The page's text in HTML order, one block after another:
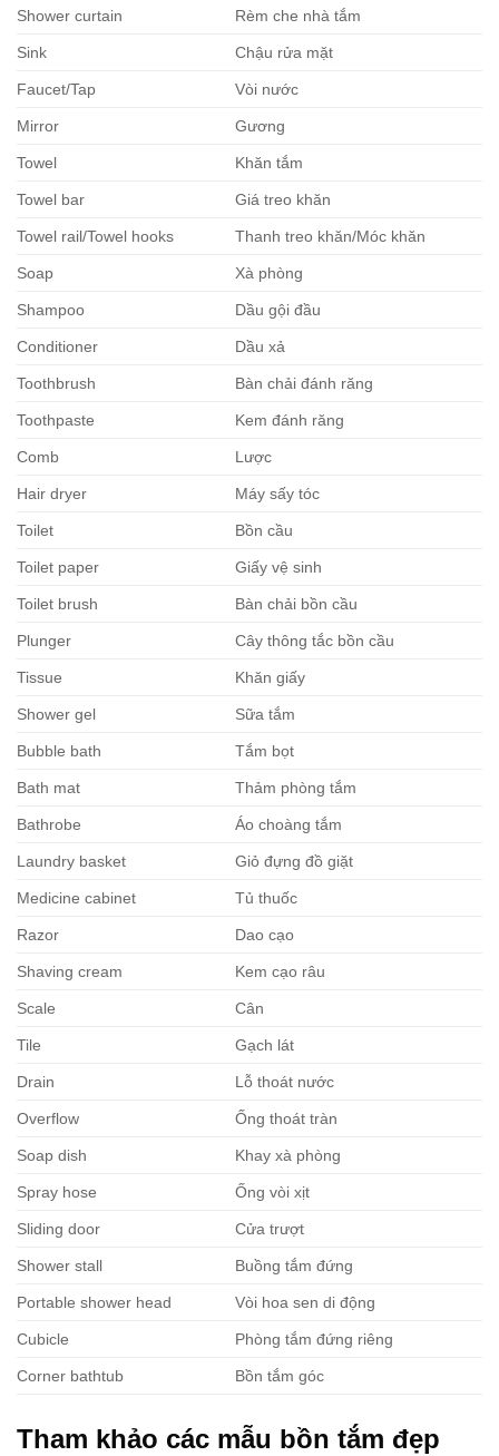
Shower curtain Rèm che nhà tắm
Sink Chậu rửa mặt
Faucet/Tap Vòi nước
Mirror Gương
Towel Khăn tắm
Towel bar Giá treo khăn
Towel rail/Towel hooks Thanh treo khăn/Móc khăn
Soap Xà phòng
Shampoo Dầu gội đầu
Conditioner Dầu xả
Toothbrush Bàn chải đánh răng
Toothpaste Kem đánh răng
Comb Lược
Hair dryer Máy sấy tóc
Toilet Bồn cầu
Toilet paper Giấy vệ sinh
Toilet brush Bàn chải bồn cầu
Plunger Cây thông tắc bồn cầu
Tissue Khăn giấy
Shower gel Sữa tắm
Bubble bath Tắm bọt
Bath mat Thảm phòng tắm
Bathrobe Áo choàng tắm
Laundry basket Giỏ đựng đồ giặt
Medicine cabinet Tủ thuốc
Razor Dao cạo
Shaving cream Kem cạo râu
Scale Cân
Tile Gạch lát
Drain Lỗ thoát nước
Overflow Ống thoát tràn
Soap dish Khay xà phòng
Spray hose Ống vòi xịt
Sliding door Cửa trượt
Shower stall Buồng tắm đứng
Portable shower head Vòi hoa sen di động
Cubicle Phòng tắm đứng riêng
Corner bathtub Bồn tắm góc
Tham khảo các mẫu bồn tắm đẹp